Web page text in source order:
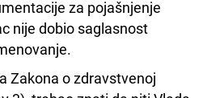
za pojašnjenje
nije dobio saglasnost
Zakona o zdravstvenoj